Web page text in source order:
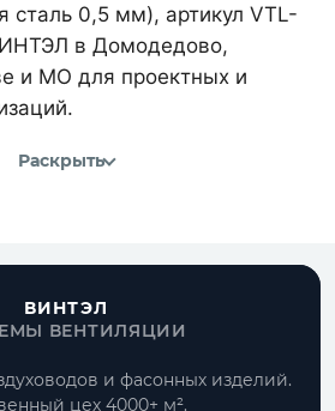
сталь 0,5 мм), артикул VTL-
в Домодедово,
и МО для проектных и
Раскрыть
ВИНТЭЛ
ВЕНТИЛЯЦИИ
и фасонных изделий.
цех 4000+ м².